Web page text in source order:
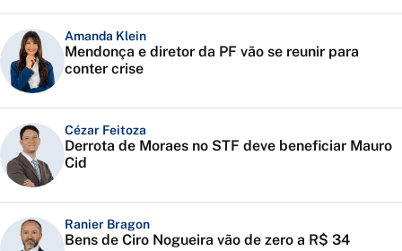
Amanda Klein
Mendonça e diretor da PF vão se reunir para
conter crise
Cézar Feitoza
Derrota de Moraes no STF deve beneficiar Mauro
Cid
Ranier Bragon
Bens de Ciro Nogueira vão de zero a R$ 34